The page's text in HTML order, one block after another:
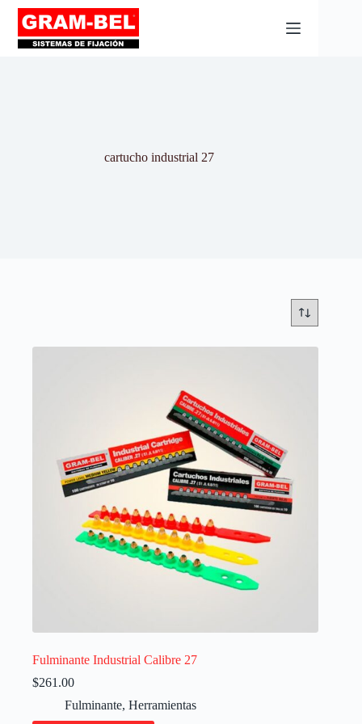
cartucho industrial 27
Fulminante Industrial Calibre 27
$261.00
Fulminante, Herramientas